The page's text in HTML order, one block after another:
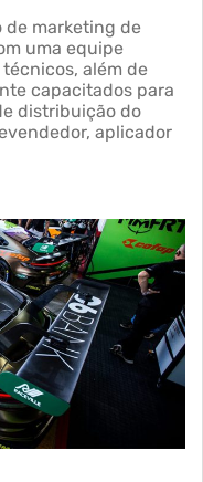
de marketing de
uma equipe
além de
capacitados para
distribuição do
aplicador